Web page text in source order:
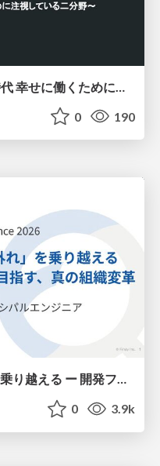
0 190
生成AI導入の「期待外れ」を乗り越える ー 開発フロー改革が目指す、真の組織変革
0 3.9k